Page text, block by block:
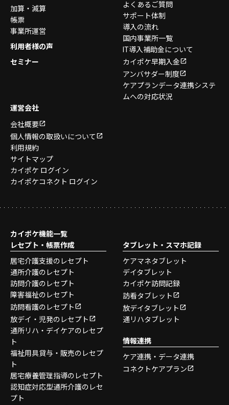
加算・減算
帳票
事業所運営
利用者様の声
セミナー
よくあるご質問
サポート体制
導入の流れ
国内事業所一覧
IT導入補助金について
カイポケ早期入金
アンバサダー制度
ケアプランデータ連携システ
ムへの対応状況
運営会社
会社概要
個人情報の取扱いについて
利用規約
サイトマップ
カイポケ ログイン
カイポケコネクト ログイン
カイポケ機能一覧
レセプト・帳票作成
居宅介護支援のレセプト
通所介護のレセプト
訪問介護のレセプト
障害福祉のレセプト
訪問看護のレセプト
放デイ・児発のレセプト
通所リハ・デイケアのレセプ
ト
福祉用具貸与・販売のレセプ
ト
居宅療養管理指導のレセプト
認知症対応型通所介護のレセ
プト
タブレット・スマホ記録
ケアマネタブレット
デイタブレット
カイポケ訪問記録
訪看タブレット
放デイタブレット
通リハタブレット
情報連携
ケア連携・データ連携
コネクトケアプラン